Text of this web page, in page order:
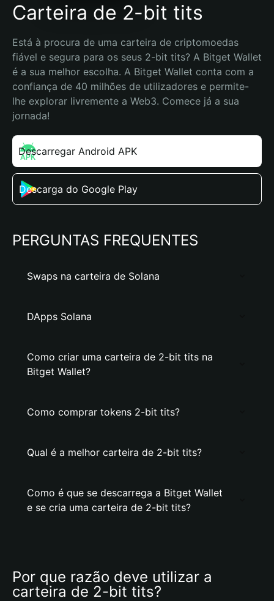
Carteira de 2-bit tits
Está à procura de uma carteira de criptomoedas
fiável e segura para os seus 2-bit tits? A Bitget Wallet
é a sua melhor escolha. A Bitget Wallet conta com a
confiança de 40 milhões de utilizadores e permite-
lhe explorar livremente a Web3. Comece já a sua
jornada!
Descarregar Android APK
Descarga do Google Play
PERGUNTAS FREQUENTES
Swaps na carteira de Solana
DApps Solana
Como criar uma carteira de 2-bit tits na
Bitget Wallet?
Como comprar tokens 2-bit tits?
Qual é a melhor carteira de 2-bit tits?
Como é que se descarrega a Bitget Wallet
e se cria uma carteira de 2-bit tits?
Por que razão deve utilizar a
carteira de 2-bit tits?